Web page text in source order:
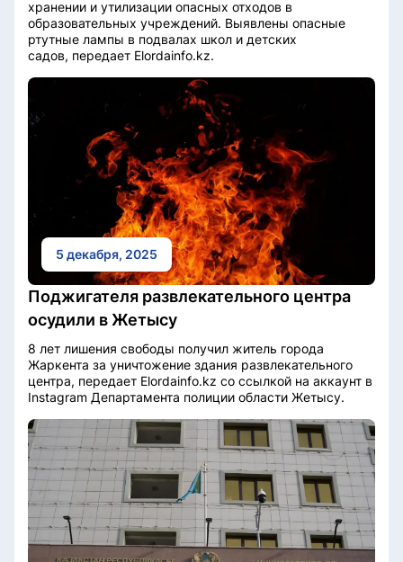
хранении и утилизации опасных отходов в
образовательных учреждений. Выявлены опасные
ртутные лампы в подвалах школ и детских
садов, передает Elordainfo.kz.
5 декабря, 2025
Поджигателя развлекательного центра
осудили в Жетысу
8 лет лишения свободы получил житель города
Жаркента за уничтожение здания развлекательного
центра, передает Elordainfo.kz со ссылкой на аккаунт в
Instagram Департамента полиции области Жетысу.